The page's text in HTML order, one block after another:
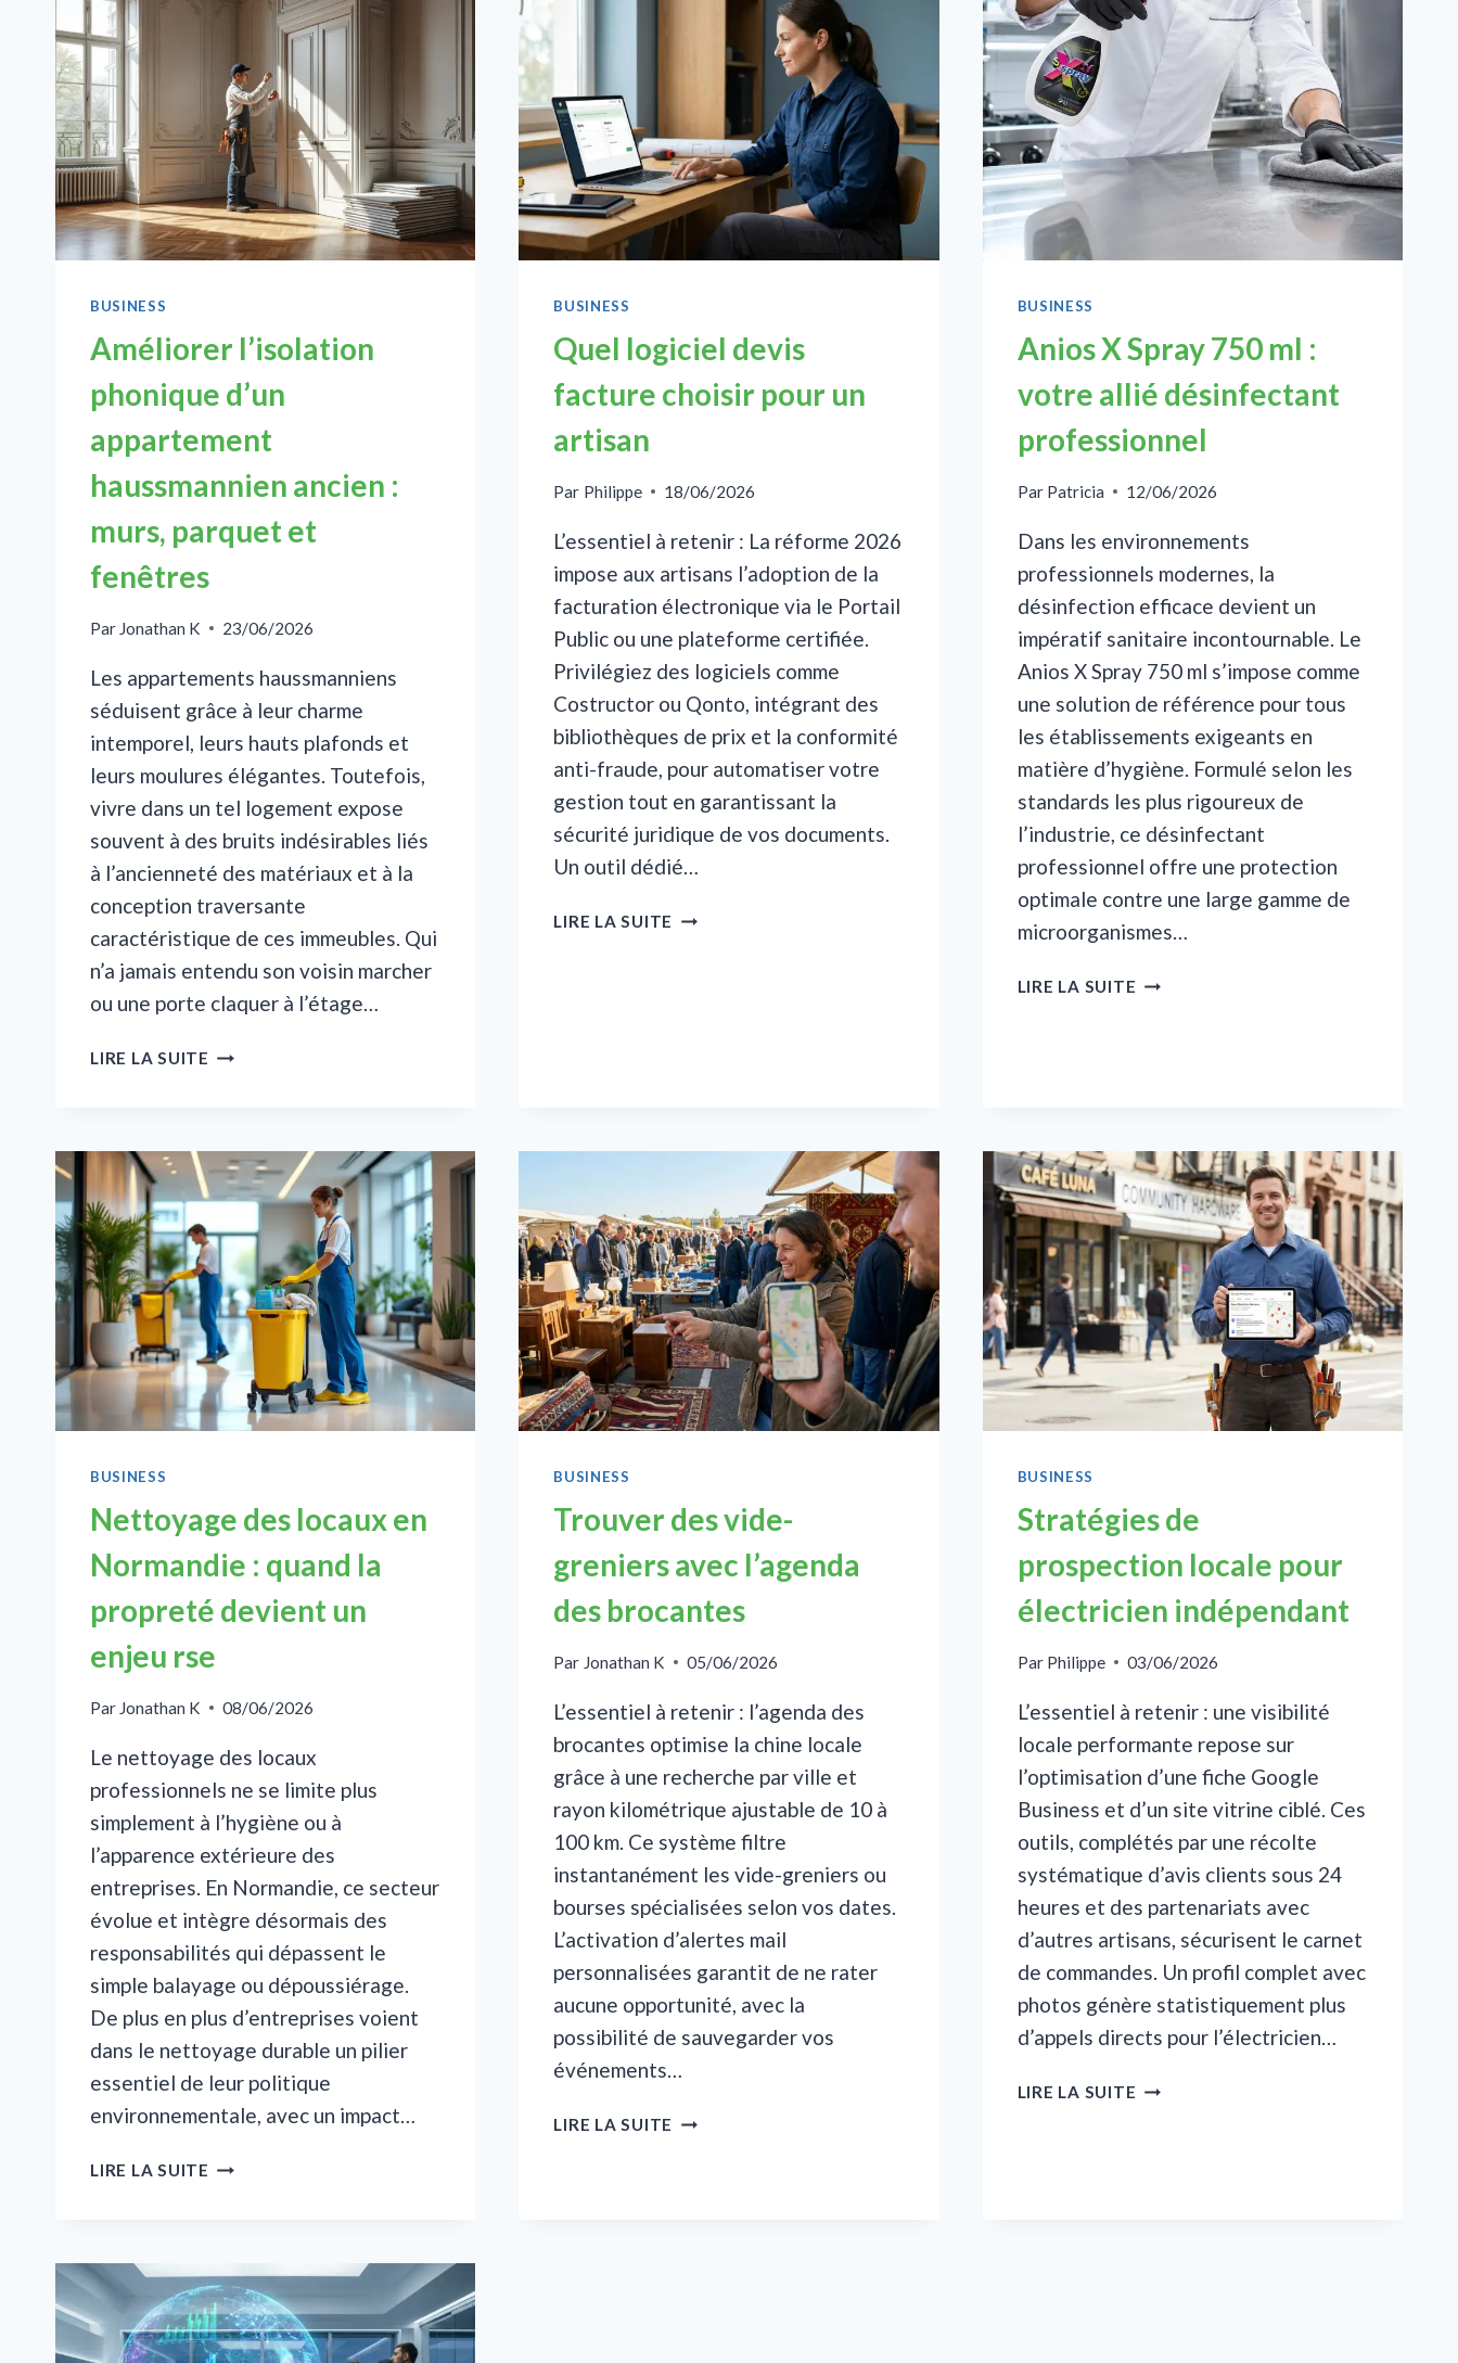
PROFESSIONNEL
BÂTIMENT
BUSINESS
Améliorer l’isolation
phonique d’un
appartement
haussmannien ancien :
murs, parquet et
fenêtres
Par Jonathan K 23/06/2026
Les appartements haussmanniens
séduisent grâce à leur charme
intemporel, leurs hauts plafonds et
leurs moulures élégantes. Toutefois,
vivre dans un tel logement expose
souvent à des bruits indésirables liés
à l’ancienneté des matériaux et à la
conception traversante
caractéristique de ces immeubles. Qui
n’a jamais entendu son voisin marcher
ou une porte claquer à l’étage…
LIRE LA SUITE AMÉLIORER
APPARTEMENT
HAUSSMANNIEN
ANCIEN :
MURS,
PARQUET
ET
FENÊTRES
BUSINESS
Quel logiciel devis
facture choisir pour un
artisan
Par Philippe 18/06/2026
L’essentiel à retenir : La réforme 2026
impose aux artisans l’adoption de la
facturation électronique via le Portail
Public ou une plateforme certifiée.
Privilégiez des logiciels comme
Costructor ou Qonto, intégrant des
bibliothèques de prix et la conformité
anti-fraude, pour automatiser votre
gestion tout en garantissant la
sécurité juridique de vos documents.
Un outil dédié…
LIRE LA SUITE QUEL
BUSINESS
Anios X Spray 750 ml :
votre allié désinfectant
professionnel
Par Patricia 12/06/2026
Dans les environnements
professionnels modernes, la
désinfection efficace devient un
impératif sanitaire incontournable. Le
Anios X Spray 750 ml s’impose comme
une solution de référence pour tous
les établissements exigeants en
matière d’hygiène. Formulé selon les
standards les plus rigoureux de
l’industrie, ce désinfectant
professionnel offre une protection
optimale contre une large gamme de
microorganismes…
LIRE LA SUITE ANIOS
ALLIÉ
DÉSINFECTANT
PROFESSIONNEL
BUSINESS
Nettoyage des locaux en
Normandie : quand la
propreté devient un
enjeu rse
Par Jonathan K 08/06/2026
Le nettoyage des locaux
professionnels ne se limite plus
simplement à l’hygiène ou à
l’apparence extérieure des
entreprises. En Normandie, ce secteur
évolue et intègre désormais des
responsabilités qui dépassent le
simple balayage ou dépoussiérage.
De plus en plus d’entreprises voient
dans le nettoyage durable un pilier
essentiel de leur politique
environnementale, avec un impact…
LIRE LA SUITE NETTOYAGE
:
QUAND
LA
BUSINESS
Trouver des vide-
greniers avec l’agenda
des brocantes
Par Jonathan K 05/06/2026
L’essentiel à retenir : l’agenda des
brocantes optimise la chine locale
grâce à une recherche par ville et
rayon kilométrique ajustable de 10 à
100 km. Ce système filtre
instantanément les vide-greniers ou
bourses spécialisées selon vos dates.
L’activation d’alertes mail
personnalisées garantit de ne rater
aucune opportunité, avec la
possibilité de sauvegarder vos
événements…
LIRE LA SUITE TROUVER
BUSINESS
Stratégies de
prospection locale pour
électricien indépendant
Par Philippe 03/06/2026
L’essentiel à retenir : une visibilité
locale performante repose sur
l’optimisation d’une fiche Google
Business et d’un site vitrine ciblé. Ces
outils, complétés par une récolte
systématique d’avis clients sous 24
heures et des partenariats avec
d’autres artisans, sécurisent le carnet
de commandes. Un profil complet avec
photos génère statistiquement plus
d’appels directs pour l’électricien…
LIRE LA SUITE STRATÉGIES